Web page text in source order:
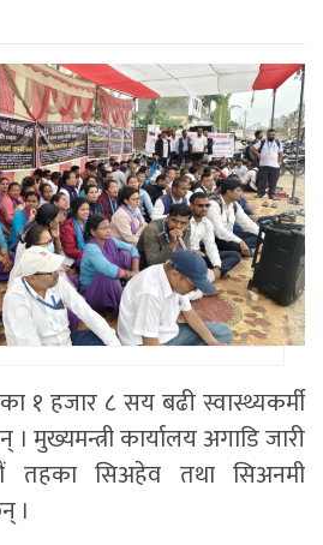
१ हजार ८ सय बढी स्वास्थ्यकर्मी
मुख्यमन्त्री कार्यालय अगाडि जारी
तहका सिअहेव तथा सिअनमी
।